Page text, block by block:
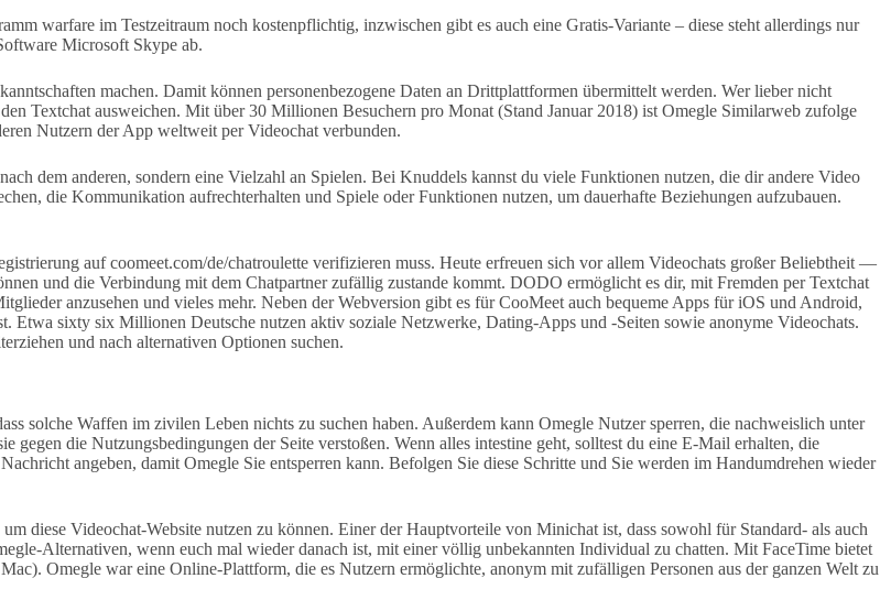
warfare im Testzeitraum noch kostenpflichtig, inzwischen gibt es auch eine Gratis-Variante – diese steht allerdings nur
Microsoft Skype ab.
machen. Damit können personenbezogene Daten an Drittplattformen übermittelt werden. Wer lieber nicht
Textchat ausweichen. Mit über 30 Millionen Besuchern pro Monat (Stand Januar 2018) ist Omegle Similarweb zufolge
Nutzern der App weltweit per Videochat verbunden.
dem anderen, sondern eine Vielzahl an Spielen. Bei Knuddels kannst du viele Funktionen nutzen, die dir andere Video
die Kommunikation aufrechterhalten und Spiele oder Funktionen nutzen, um dauerhafte Beziehungen aufzubauen.
auf coomeet.com/de/chatroulette verifizieren muss. Heute erfreuen sich vor allem Videochats großer Beliebtheit —
und die Verbindung mit dem Chatpartner zufällig zustande kommt. DODO ermöglicht es dir, mit Fremden per Textchat
anzusehen und vieles mehr. Neben der Webversion gibt es für CooMeet auch bequeme Apps für iOS und Android,
Etwa sixty six Millionen Deutsche nutzen aktiv soziale Netzwerke, Dating-Apps und -Seiten sowie anonyme Videochats.
und nach alternativen Optionen suchen.
solche Waffen im zivilen Leben nichts zu suchen haben. Außerdem kann Omegle Nutzer sperren, die nachweislich unter
gegen die Nutzungsbedingungen der Seite verstoßen. Wenn alles intestine geht, solltest du eine E-Mail erhalten, die
angeben, damit Omegle Sie entsperren kann. Befolgen Sie diese Schritte und Sie werden im Handumdrehen wieder
diese Videochat-Website nutzen zu können. Einer der Hauptvorteile von Minichat ist, dass sowohl für Standard- als auch
Alternativen, wenn euch mal wieder danach ist, mit einer völlig unbekannten Individual zu chatten. Mit FaceTime bietet
Omegle war eine Online-Plattform, die es Nutzern ermöglichte, anonym mit zufälligen Personen aus der ganzen Welt zu